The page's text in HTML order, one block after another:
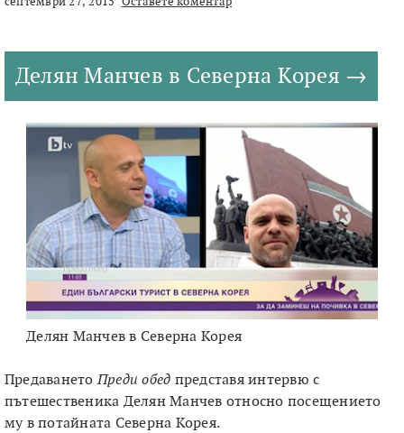
Делян Манчев в Северна Корея
Делян Манчев в Северна Корея
ПредаванетоПреди обед представя интервю с
пътешественика Делян Манчев относно посещението
му в потайната Северна Корея.